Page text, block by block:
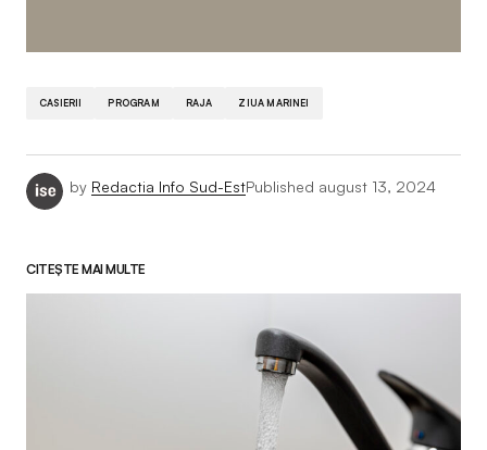
CASIERII PROGRAM RAJA ZIUA MARINEI
by Redactia Info Sud-EstPublished august 13, 2024
CITEȘTE MAI MULTE